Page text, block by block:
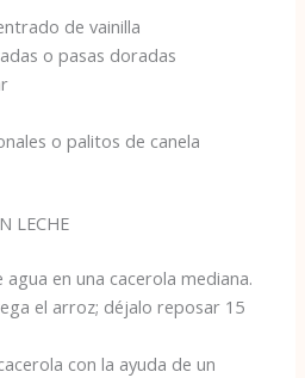
de vainilla
o pasas doradas
o palitos de canela
LECHE
en una cacerola mediana.
el arroz; déjalo reposar 15
con la ayuda de un